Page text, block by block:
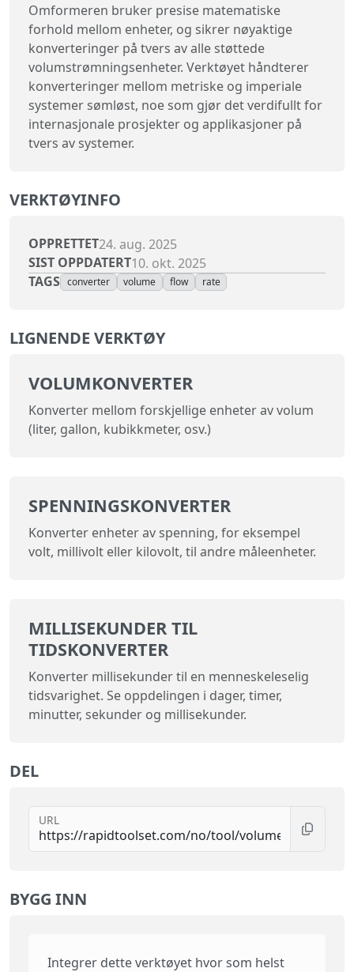
Omformeren bruker presise matematiske
forhold mellom enheter, og sikrer nøyaktige
konverteringer på tvers av alle støttede
volumstrømningsenheter. Verktøyet håndterer
konverteringer mellom metriske og imperiale
systemer sømløst, noe som gjør det verdifullt for
internasjonale prosjekter og applikasjoner på
tvers av systemer.
VERKTØYINFO
OPPRETTET24. aug. 2025
SIST OPPDATERT10. okt. 2025
TAGS converter volume flow rate
LIGNENDE VERKTØY
VOLUMKONVERTER
Konverter mellom forskjellige enheter av volum
(liter, gallon, kubikkmeter, osv.)
SPENNINGSKONVERTER
Konverter enheter av spenning, for eksempel
volt, millivolt eller kilovolt, til andre måleenheter.
MILLISEKUNDER TIL
TIDSKONVERTER
Konverter millisekunder til en menneskeleselig
tidsvarighet. Se oppdelingen i dager, timer,
minutter, sekunder og millisekunder.
DEL
URL
BYGG INN
Integrer dette verktøyet hvor som helst